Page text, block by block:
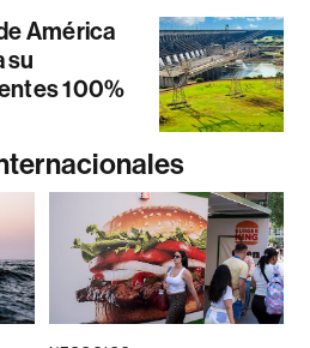
América
su
100%